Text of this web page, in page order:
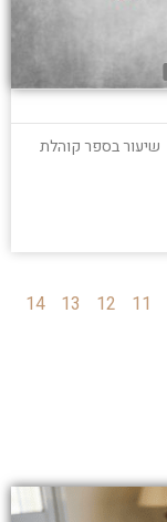
שיעור בספר קוהלת
11
12
13
14